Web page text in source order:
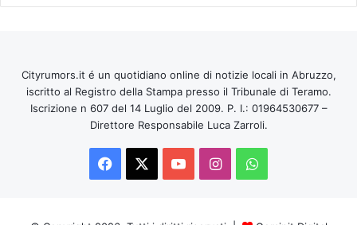
Cityrumors.it é un quotidiano online di notizie locali in Abruzzo,
iscritto al Registro della Stampa presso il Tribunale di Teramo.
Iscrizione n 607 del 14 Luglio del 2009. P. I.: 01964530677 –
Direttore Responsabile Luca Zarroli.
Facebook
You InstagramWhatsApp